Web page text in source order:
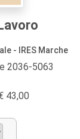
- IRES Marche
2036-5063
43,00